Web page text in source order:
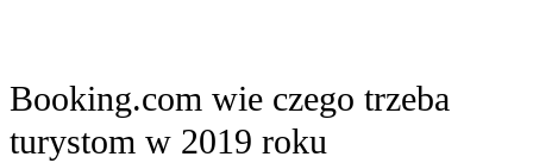
Booking.com wie czego trzeba
turystom w 2019 roku